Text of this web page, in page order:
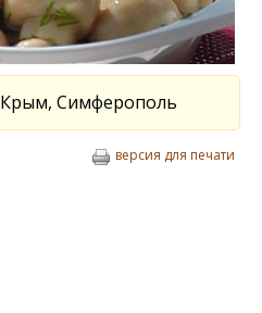
Крым, Симферополь
версия для печати